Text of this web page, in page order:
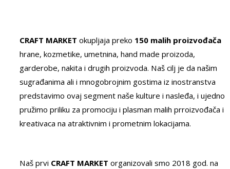
CRAFT MARKET okupljaja preko 150 malih proizvođača
hrane, kozmetike, umetnina, hand made proizoda,
garderobe, nakita i drugih proizvoda. Naš cilj je da našim
sugrađanima ali i mnogobrojnim gostima iz inostranstva
predstavimo ovaj segment naše kulture i nasleđa, i ujedno
pružimo priliku za promociju i plasman malih prroizvođača i
kreativaca na atraktivnim i prometnim lokacijama.
Naš prvi CRAFT MARKET organizovali smo 2018 god. na